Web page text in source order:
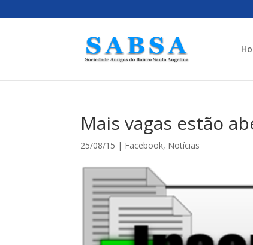
Mais vagas estão
25/08/15 | Facebook, Notícias